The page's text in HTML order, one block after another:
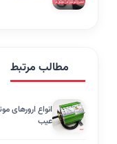
مطالب مرتبط
عیب